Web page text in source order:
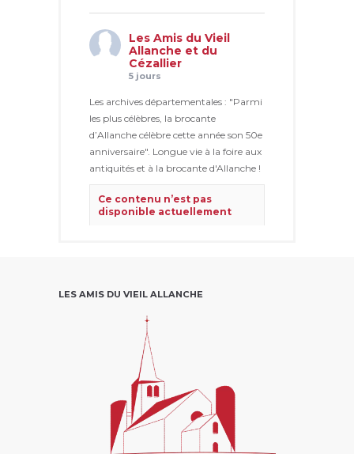
Les Amis du Vieil
Allanche et du
Cézallier
5 jours
Les archives départementales : "Parmi
les plus célèbres, la brocante
d’Allanche célèbre cette année son 50e
anniversaire". Longue vie à la foire aux
antiquités et à la brocante d'Allanche !
Ce contenu n’est pas
disponible actuellement
LES AMIS DU VIEIL ALLANCHE